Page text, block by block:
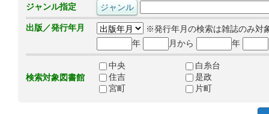
ジャンル指定
出版／発行年月
※発行年月の検索は雑誌のみ対
年
月から 年
検索対象図書館
中央
白糸台
住吉
是政
宮町
片町